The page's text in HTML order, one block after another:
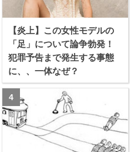
【炎上】この女性モデルの
「足」について論争勃発！
犯罪予告まで発生する事態
に、、一体なぜ？